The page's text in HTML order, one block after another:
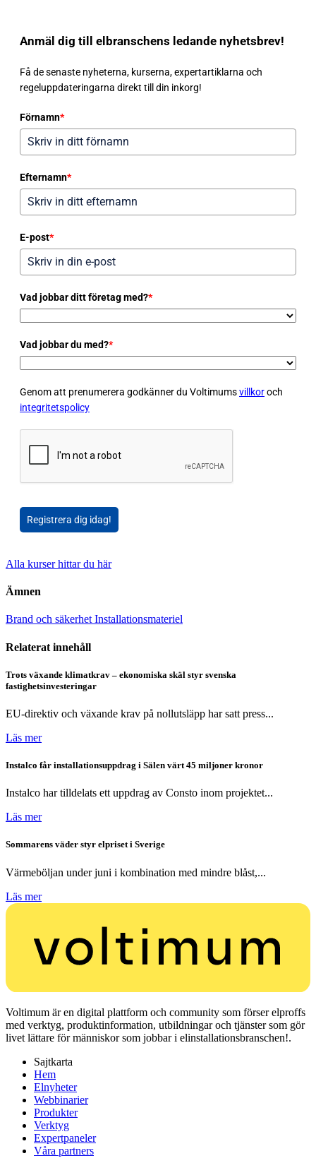
Anmäl dig till elbranschens ledande nyhetsbrev!
Få de senaste nyheterna, kurserna, expertartiklarna och
regeluppdateringarna direkt till din inkorg!
Förnamn*
Efternamn*
E-post*
Vad jobbar ditt företag med?*
Vad jobbar du med?*
Genom att prenumerera godkänner du Voltimumsvillkoroch
integritetspolicy
Registrera dig idag!
Alla kurser hittar du här
Ämnen
Brand och säkerhet Installationsmateriel
Relaterat innehåll
Trots växande klimatkrav – ekonomiska skäl styr svenska
fastighetsinvesteringar
EU-direktiv och växande krav på nollutsläpp har satt press...
Läs mer
Instalco får installationsuppdrag i Sälen värt 45 miljoner kronor
Instalco har tilldelats ett uppdrag av Consto inom projektet...
Läs mer
Sommarens väder styr elpriset i Sverige
Värmeböljan under juni i kombination med mindre blåst,...
Läs mer
Voltimum är en digital plattform och community som förser elproffs
med verktyg, produktinformation, utbildningar och tjänster som gör
livet lättare för människor som jobbar i elinstallationsbranschen!.
Sajtkarta
Hem
Elnyheter
Webbinarier
Produkter
Verktyg
Expertpaneler
Våra partners